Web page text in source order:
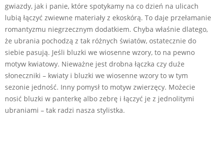
gwiazdy, jak i panie, które spotykamy na co dzień na ulicach
lubią łączyć zwiewne materiały z ekoskórą. To daje przełamanie
romantyzmu niegrzecznym dodatkiem. Chyba właśnie dlatego,
że ubrania pochodzą z tak różnych światów, ostatecznie do
siebie pasują. Jeśli bluzki we wiosenne wzory, to na pewno
motyw kwiatowy. Nieważne jest drobna łączka czy duże
słoneczniki – kwiaty i bluzki we wiosenne wzory to w tym
sezonie jedność. Inny pomysł to motyw zwierzęcy. Możecie
nosić bluzki w panterkę albo zebrę i łączyć je z jednolitymi
ubraniami – tak radzi nasza stylistka.